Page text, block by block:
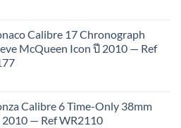
Calibre 17 Chronograph
McQueen Icon ปี 2010 — Ref
Calibre 6 Time-Only 38mm
2010 — Ref WR2110